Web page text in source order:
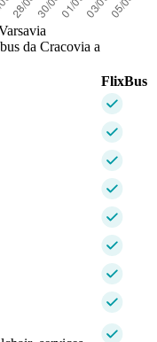
da Cracovia a
FlixBus